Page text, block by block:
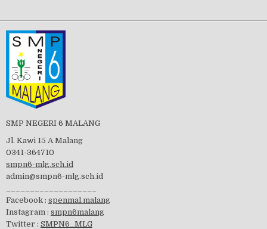
Tes Matrikulasi 2019
visitasi PPK 2019
SMP NEGERI 6 MALANG
Jl. Kawi 15 A Malang
0341-364710
smpn6-mlg.sch.id
admin@smpn6-mlg.sch.id
Facebook : spenmal.malang
Instagram : smpn6malang
Twitter : SMPN6_MLG